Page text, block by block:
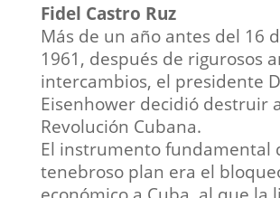
Fidel Castro Ruz
Más de un año antes del 16
1961, después de rigurosos
intercambios, el presidente
Eisenhower decidió destruir
Revolución Cubana.
El instrumento fundamental
tenebroso plan era el